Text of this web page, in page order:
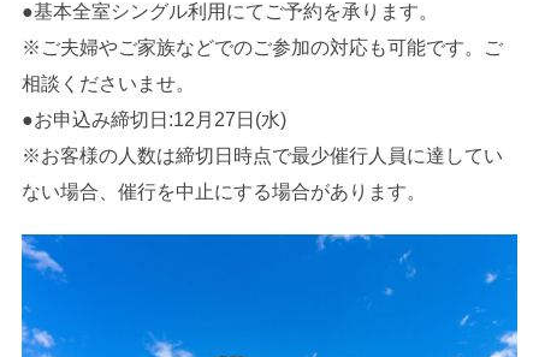
●基本全室シングル利用にてご予約を承ります。
※ご夫婦やご家族などでのご参加の対応も可能です。ご
相談くださいませ。
●お申込み締切日:12月27日(水)
※お客様の人数は締切日時点で最少催行人員に達してい
ない場合、催行を中止にする場合があります。